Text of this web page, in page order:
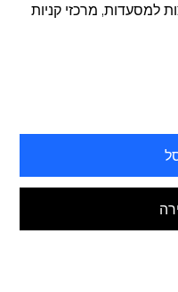
למסעדות, מרכזי קניות